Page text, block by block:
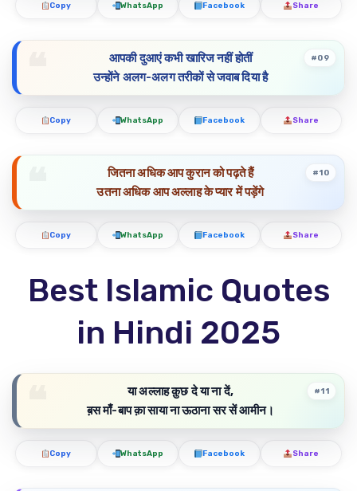
Copy WhatsApp Facebook Share
आपकी दुआएं कभी खारिज नहीं होतीं
उन्होंने अलग-अलग तरीकों से जवाब दिया है
#09
Copy WhatsApp Facebook Share
जितना अधिक आप कुरान को पढ़ते हैं
उतना अधिक आप अल्लाह के प्यार में पड़ेंगे
#10
Copy WhatsApp Facebook Share
Best Islamic Quotes
in Hindi 2025
या अल्लाह क़ुछ दे या ना दें,
ब़स माँ-बाप क़ा साया ना ऊठाना सर सें आमीन।
#11
Copy WhatsApp Facebook Share